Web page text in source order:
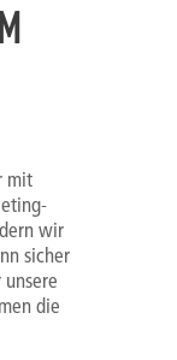
mit
wir
sicher
die